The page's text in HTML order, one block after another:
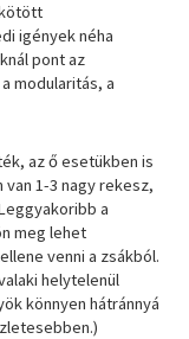
igények néha
pont az
modularitás, a
az ő esetükben is
1-3 nagy rekesz,
a
meg lehet
venni a zsákból.
helytelenül
könnyen hátránnyá